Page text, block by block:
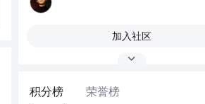
加入社区
积分榜 荣誉榜